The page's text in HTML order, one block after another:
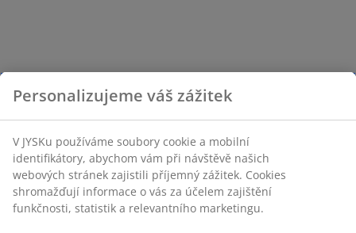
Personalizujeme váš zážitek
V JYSKu používáme soubory cookie a mobilní
identifikátory, abychom vám při návštěvě našich
webových stránek zajistili příjemný zážitek. Cookies
shromažďují informace o vás za účelem zajištění
funkčnosti, statistik a relevantního marketingu.